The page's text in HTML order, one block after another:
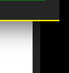
sieht er
zum